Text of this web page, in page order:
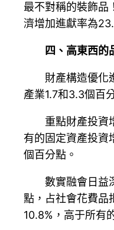
最不對稱的裝飾品
濟增加進獻率為
四、高東西的
財產構造優化
產業1.7和3.3個百
重點財產投資
有的固定資產投資
個百分點。
數實融會日益
點，占社會花費品
10.8%，高于所有